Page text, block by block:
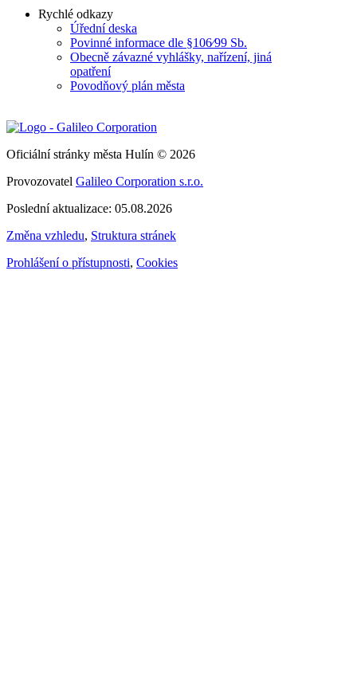
Rychlé odkazy
Úřední deska
Povinné informace dle §106⁄99 Sb.
Obecně závazné vyhlášky, nařízení, jiná
opatření
Povodňový plán města
Oficiální stránky města Hulín © 2026
Provozovatel Galileo Corporation s.r.o.
Poslední aktualizace: 05.08.2026
Změna vzhledu, Struktura stránek
Prohlášení o přístupnosti, Cookies